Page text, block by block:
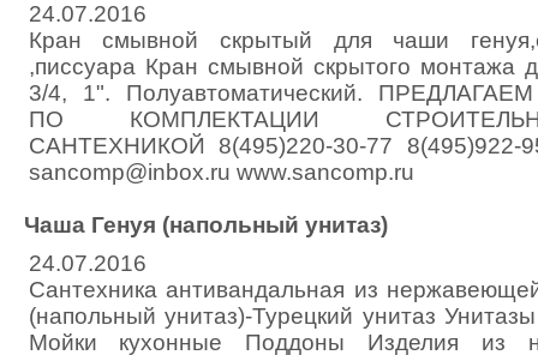
24.07.2016
Кран смывной скрытый для чаши
,писсуара Кран смывной скрытого монтажа
3/4, 1". Полуавтоматический.
ПО КОМПЛЕКТАЦИИ
САНТЕХНИКОЙ 8(495)220-30-77 8(495)922-
sancomp@inbox.ru www.sancomp.ru
Чаша Генуя (напольный унитаз)
24.07.2016
Сантехника антивандальная из
(напольный унитаз)-Турецкий унитаз
Мойки кухонные Поддоны Изделия из